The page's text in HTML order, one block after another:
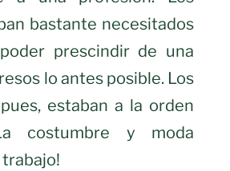
bastante necesitados
prescindir de una
lo antes posible. Los
estaban a la orden
costumbre y moda